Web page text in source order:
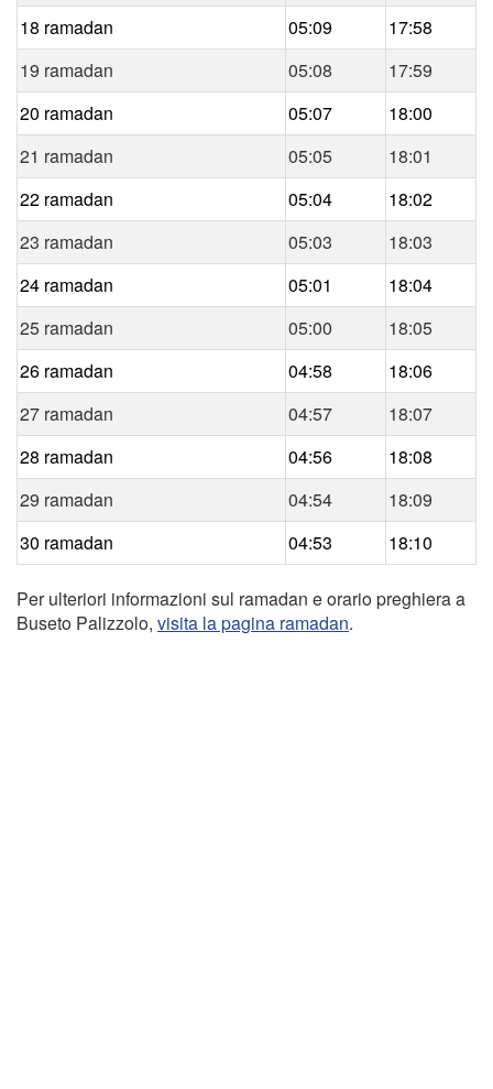
18 ramadan
05:09
17:58
19 ramadan
05:08
17:59
20 ramadan
05:07
18:00
21 ramadan
05:05
18:01
22 ramadan
05:04
18:02
23 ramadan
05:03
18:03
24 ramadan
05:01
18:04
25 ramadan
05:00
18:05
26 ramadan
04:58
18:06
27 ramadan
04:57
18:07
28 ramadan
04:56
18:08
29 ramadan
04:54
18:09
30 ramadan
04:53 18:10
Per ulteriori informazioni sul ramadan e orario preghiera a
Buseto Palizzolo, visita la pagina ramadan.